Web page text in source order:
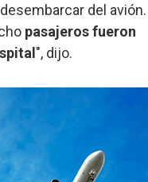
del avión.
pasajeros fueron
", dijo.